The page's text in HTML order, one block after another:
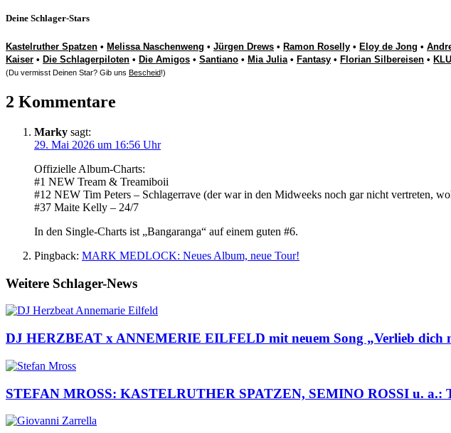
Deine Schlager-Stars
Kastelruther Spatzen • Melissa Naschenweng • Jürgen Drews • Ramon Roselly • Eloy de Jong •
Kaiser • Die Schlagerpiloten • Die Amigos • Santiano • Mia Julia• Fantasy • Florian Silbereisen •
(Du vermisst Deinen Star? Gib uns Bescheid!)
2 Kommentare
Marky sagt:
29. Mai 2026 um 16:56 Uhr
Offizielle Album-Charts:
#1 NEW Tream & Treamiboii
#12 NEW Tim Peters – Schlagerrave (der war in den Midweeks noch gar nicht vertreten,
#37 Maite Kelly – 24/7
In den Single-Charts ist „Bangaranga“ auf einem guten #6.
Pingback: MARK MEDLOCK: Neues Album, neue Tour!
Weitere Schlager-News
DJ HERZBEAT x ANNEMERIE EILFELD mit neuem Song „Verlieb dich
STEFAN MROSS: KASTELRUTHER SPATZEN, SEMINO ROSSI u. a.: